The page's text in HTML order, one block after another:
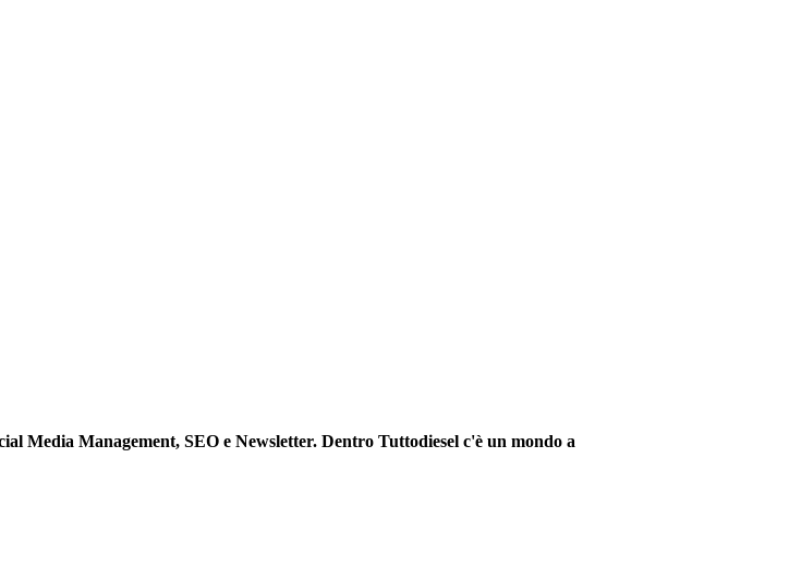
Media Management, SEO e Newsletter. Dentro Tuttodiesel c'è un mondo a